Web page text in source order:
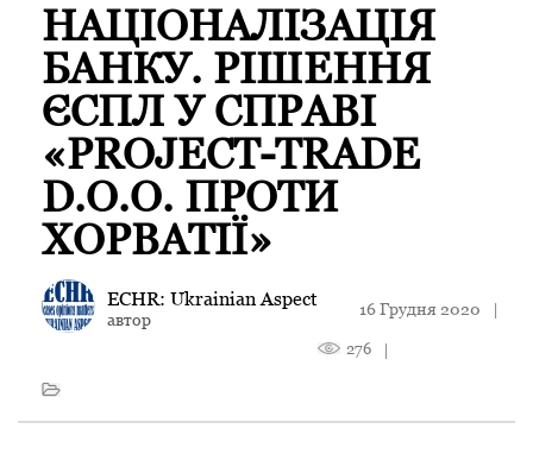
НАЦІОНАЛІЗАЦІЯ
БАНКУ. РІШЕННЯ
ЄСПЛ У СПРАВІ
«PROJECT-TRADE
D.O.O. ПРОТИ
ХОРВАТІЇ»
ECHR: Ukrainian Aspect
автор
16 Грудня 2020 |
276 |